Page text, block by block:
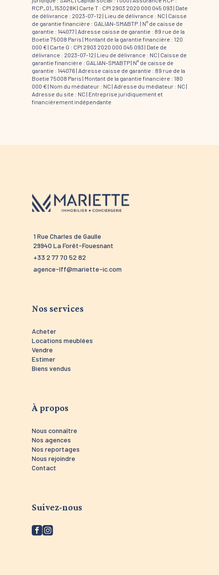
RCP_01_153028K | Carte T : CPI 2903 2020 000 045 093 | Date
de délivrance : 2023-07-12 | Lieu de délivrance : NC | Caisse
de garantie financière : GALIAN-SMABTP. | N° de caisse de
garantie : 144077 | Adresse caisse de garantie : 89 rue de la
Boetie 75008 Paris | Montant de la garantie financière : 120
000 € | Carte G : CPI 2903 2020 000 045 093 | Date de
délivrance : 2023-07-12 | Lieu de délivrance : NC | Caisse de
garantie financière : GALIAN-SMABTP | N° de caisse de
garantie : 144076 | Adresse caisse de garantie : 89 rue de la
Boetie 75008 Paris | Montant de la garantie financière : 180
000 € | Nom du médiateur : NC | Adresse du médiateur : NC |
Adresse du site : NC | Entreprise juridiquement et
financièrement indépendante
1 Rue Charles de Gaulle
29940 La Forêt-Fouesnant
+33 2 77 70 52 82
agence-lff@mariette-ic.com
Nos services
Acheter
Locations meublées
Vendre
Estimer
Biens vendus
À propos
Nous connaître
Nos agences
Nos reportages
Nous rejoindre
Contact
Suivez-nous